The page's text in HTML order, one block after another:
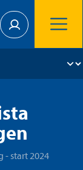
start 2024